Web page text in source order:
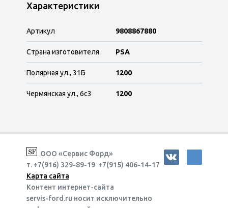
Характеристики
Артикул 9808867880
Страна изготовителя PSA
Полярная ул., 31Б 1200
Чермянская ул., 6с3 1200
ООО «Сервис Форд»
т. +7(916) 329-89-19 +7(915) 406-14-17
Карта сайта
Контент интернет-сайта
servis-ford.ru носит исключительно